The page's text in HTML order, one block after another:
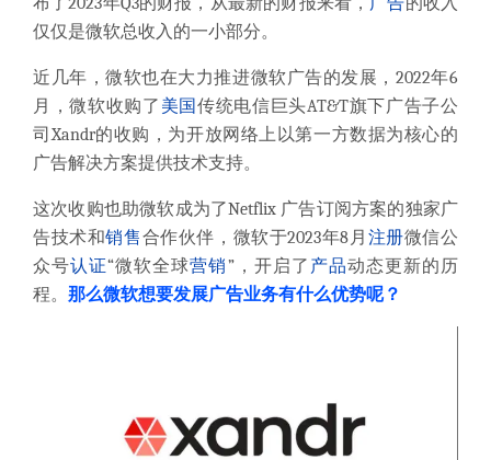
仅仅是微软总收入的一小部分。
近几年，微软也在大力推进微软广告的发展，2022年6
月，微软收购了 美国传统电信巨头AT&T旗下广告子公
司Xandr的收购，为开放网络上以第一方数据为核心的
广告解决方案提供技术支持。
这次收购也助微软成为了Netflix 广告订阅方案的独家广
告技术和销售合作伙伴，微软于2023年8月 注册微信公
众号认证“微软全球营销”，开启了 产品动态更新的历
程。 那么微软想要发展广告业务有什么优势呢？